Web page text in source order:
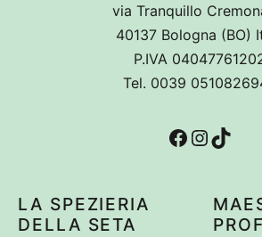
via Tranquillo
40137 Bologna (BO)
P.IVA
Tel. 0039
Facebook Instagram
LA SPEZIERIA
DELLA SETA